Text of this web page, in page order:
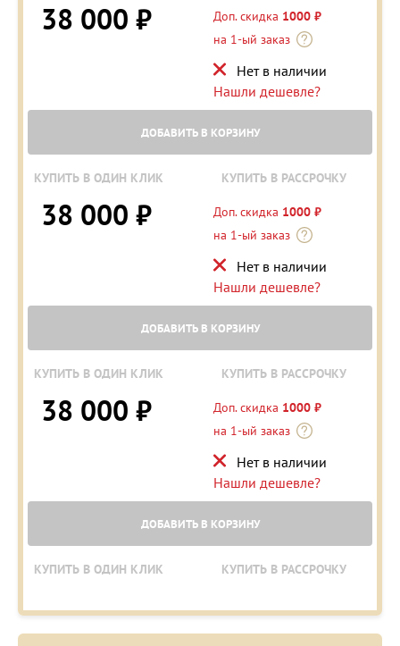
38 000 ₽ Доп. скидка 1000 ₽
на 1-ый заказ
Нет в наличии
Нашли дешевле?
ДОБАВИТЬ В КОРЗИНУ
КУПИТЬ В ОДИН КЛИК КУПИТЬ В РАССРОЧКУ
38 000 ₽ Доп. скидка 1000 ₽
на 1-ый заказ
Нет в наличии
Нашли дешевле?
ДОБАВИТЬ В КОРЗИНУ
КУПИТЬ В ОДИН КЛИК КУПИТЬ В РАССРОЧКУ
38 000 ₽ Доп. скидка 1000 ₽
на 1-ый заказ
Нет в наличии
Нашли дешевле?
ДОБАВИТЬ В КОРЗИНУ
КУПИТЬ В ОДИН КЛИК КУПИТЬ В РАССРОЧКУ